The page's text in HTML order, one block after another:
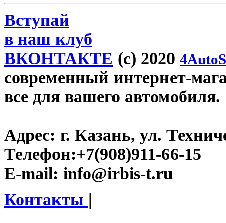
Вступай
в наш клуб
ВКОНТАКТЕ (c) 2020
современный интернет-
все для вашего автомобиля.
Адрес: г. Казань, ул.
Телефон:+7(908)911-66-15
E-mail: info@irbis-t.ru
Контакты |